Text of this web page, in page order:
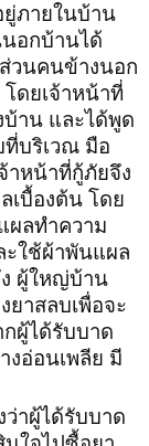
ภายในบ้าน
อกบ้านได้
ส่วนคนข้างนอก
ดยเจ้าหน้าที่
าน และได้พูด
ที่บริเวณ มือ
าหน้าที่กู้ภัยจึง
เบื้องต้น โดย
ผลทำความ
ะใช้ผ้าพันแผล
ผู้ใหญ่บ้าน
ยาสลบเพื่อจะ
กผู้ได้รับบาด
งอ่อนเพลีย มี
ว่าผู้ได้รับบาด